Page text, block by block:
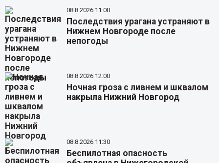
08.8.2026 11:00
Последствия урагана устраняют в
Нижнем Новгороде после
непогоды
08.8.2026 12:00
Ночная гроза с ливнем и шквалом
накрыла Нижний Новгород
08.8.2026 11:30
Беспилотная опасность